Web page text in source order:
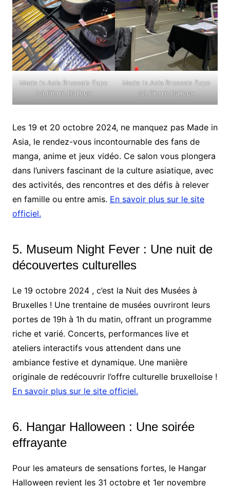
Made in Asia Brussels Expo
(c) Pierre Halleux
Made in Asia Brussels Expo
(c) Pierre Halleux
Les 19 et 20 octobre 2024, ne manquez pas Made in
Asia, le rendez-vous incontournable des fans de
manga, anime et jeux vidéo. Ce salon vous plongera
dans l’univers fascinant de la culture asiatique, avec
des activités, des rencontres et des défis à relever
en famille ou entre amis. En savoir plus sur le site
officiel.
5. Museum Night Fever : Une nuit de
découvertes culturelles
Le 19 octobre 2024 , c’est la Nuit des Musées à
Bruxelles ! Une trentaine de musées ouvriront leurs
portes de 19h à 1h du matin, offrant un programme
riche et varié. Concerts, performances live et
ateliers interactifs vous attendent dans une
ambiance festive et dynamique. Une manière
originale de redécouvrir l’offre culturelle bruxelloise !
En savoir plus sur le site officiel.
6. Hangar Halloween : Une soirée
effrayante
Pour les amateurs de sensations fortes, le Hangar
Halloween revient les 31 octobre et 1er novembre